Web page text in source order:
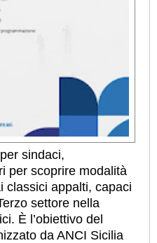
sindaci,
per scoprire modalità
classici appalti, capaci
settore nella
È l’obiettivo del
da ANCI Sicilia